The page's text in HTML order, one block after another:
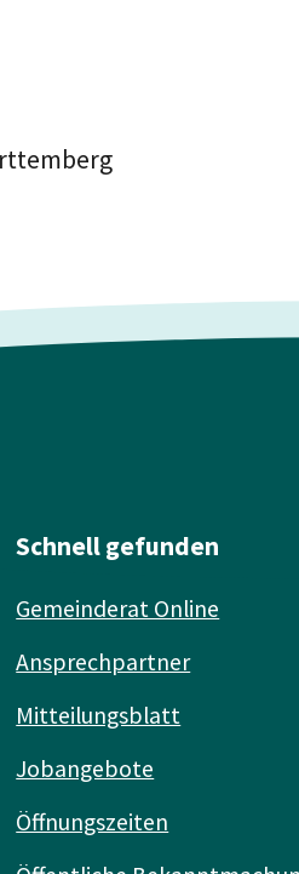
Schnell gefunden
Gemeinderat Online
Ansprechpartner
Mitteilungsblatt
Jobangebote
Öffnungszeiten